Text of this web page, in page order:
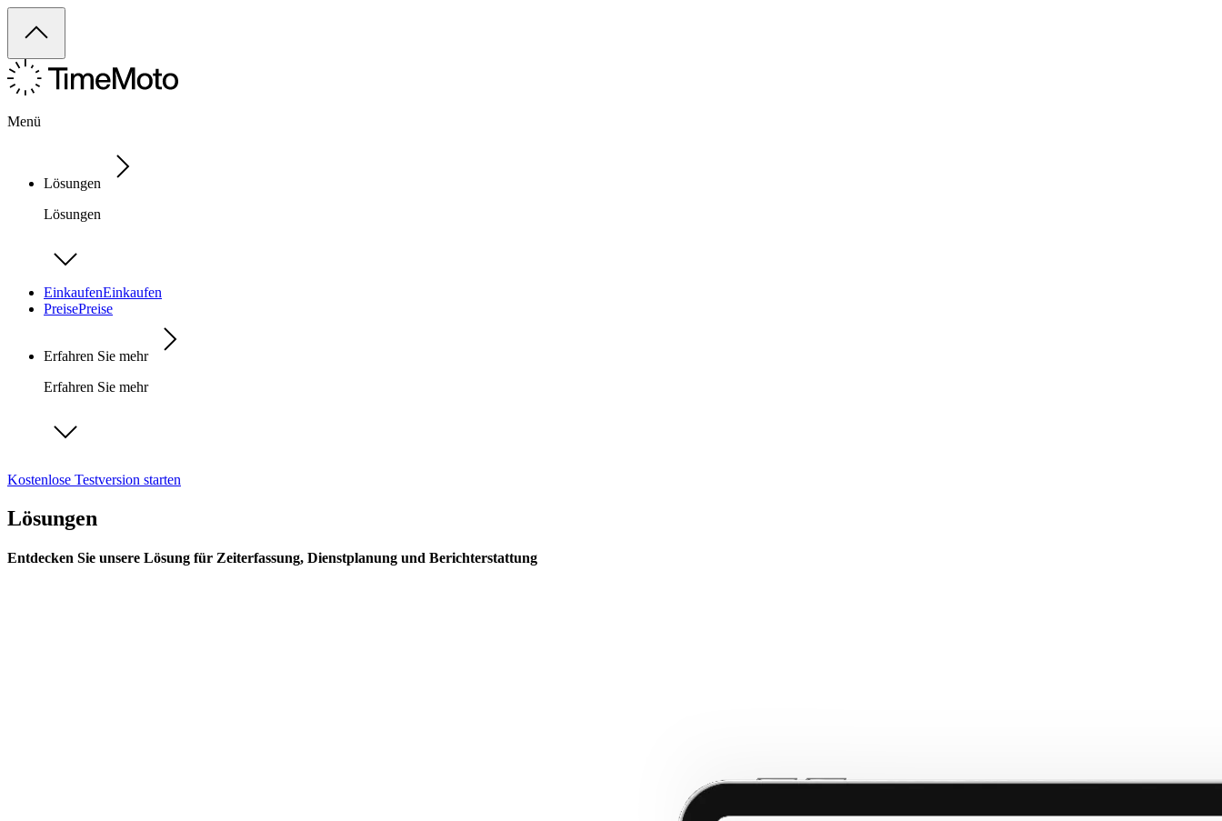
Menü
Lösungen
Lösungen
EinkaufenEinkaufen
PreisePreise
Erfahren Sie mehr
Erfahren Sie mehr
Kostenlose Testversion starten
Lösungen
Entdecken Sie unsere Lösung für Zeiterfassung, Dienstplanung und Berichterstattung